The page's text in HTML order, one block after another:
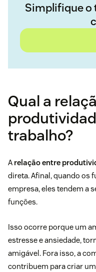
Simplifique o
Qual a
trabalho?
A relação entre
direta. Afinal, quando os
empresa, eles tendem a
funções.
Isso ocorre porque um
estresse e ansiedade,
amigável. Fora isso, a
contribuem para criar